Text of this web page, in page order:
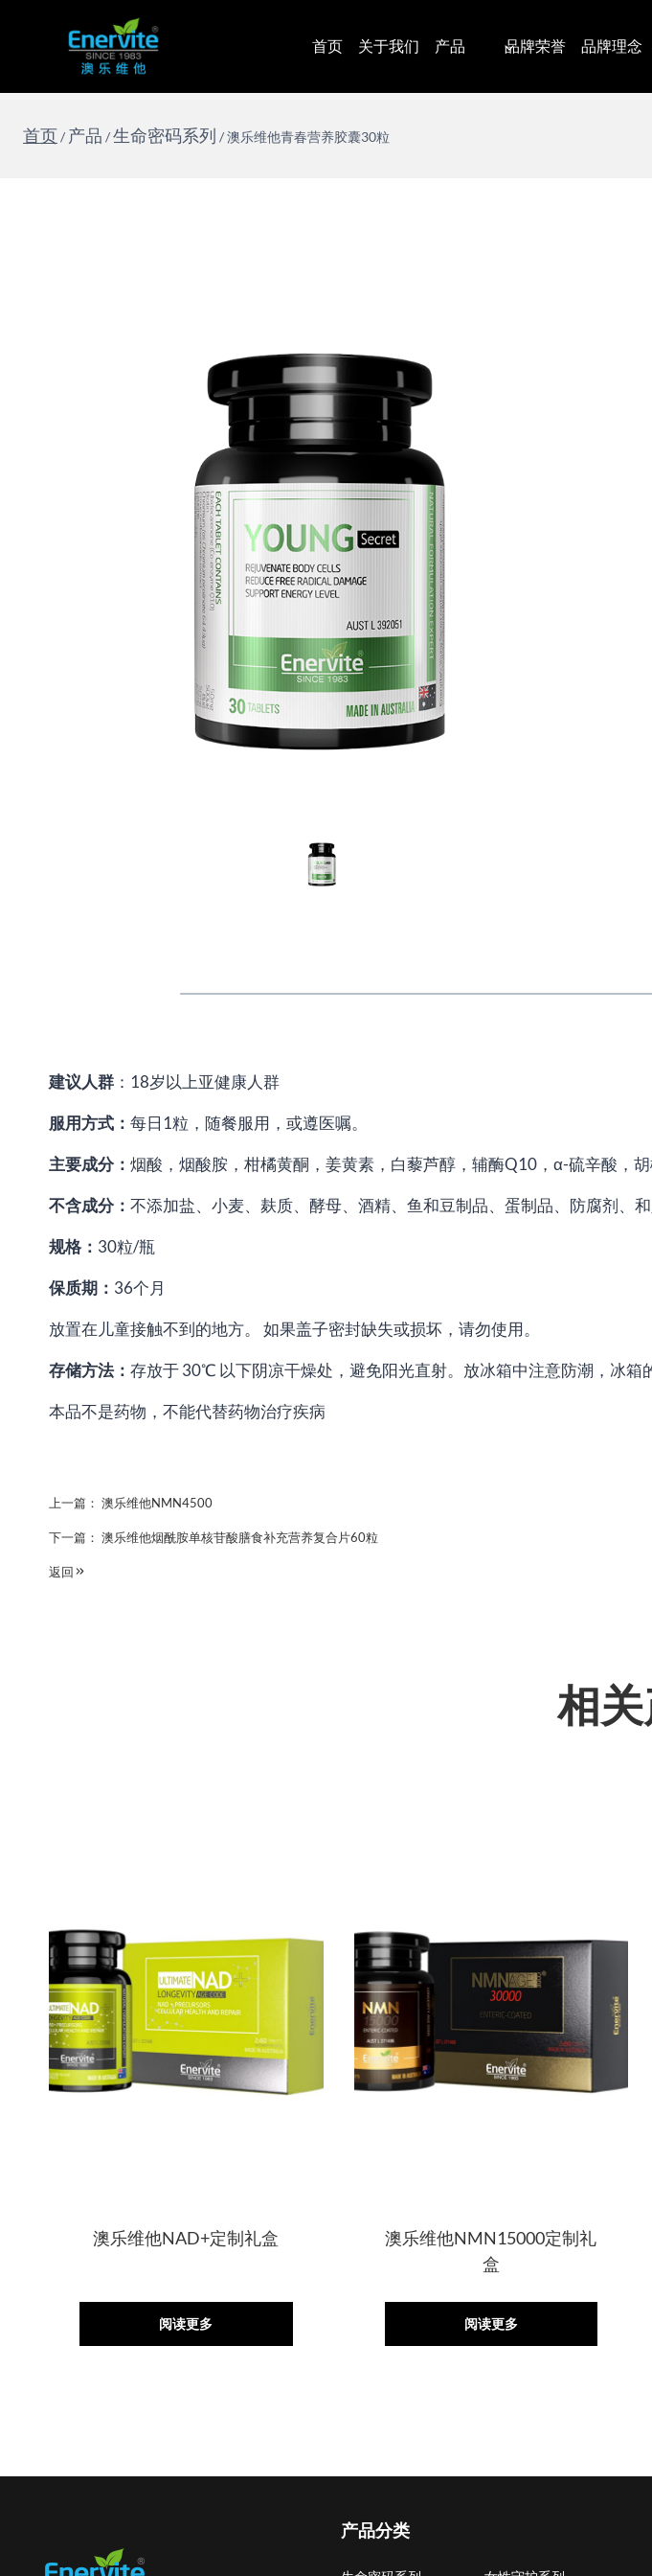
容
首页 关于我们 产品 品牌荣誉 品牌理念
首页/ 产品 /生命密码系列 /澳乐维他青春营养胶囊30粒
建议人群 ：18岁以上亚健康人群
服用方式： 每日1粒，随餐服用，或遵医嘱。
主要成分： 烟酸，烟酸胺，柑橘黄酮，姜黄素，白藜芦醇，辅酶Q10，α-硫辛酸，
不含成分： 不添加盐、小麦、麸质、酵母、酒精、鱼和豆制品、蛋制品、防腐剂、
规格： 30粒/瓶
保质期： 36个月
放置在儿童接触不到的地方。 如果盖子密封缺失或损坏，请勿使用。
存储方法： 存放于 30℃ 以下阴凉干燥处，避免阳光直射。放冰箱中注意防潮，冰箱
本品不是药物，不能代替药物治疗疾病
上一篇： 澳乐维他NMN4500
下一篇： 澳乐维他烟酰胺单核苷酸膳食补充营养复合片60粒
返回
相
澳乐维他NAD+定制礼盒
阅读更多
澳乐维他NMN15000定制礼
盒
阅读更多
产品分类